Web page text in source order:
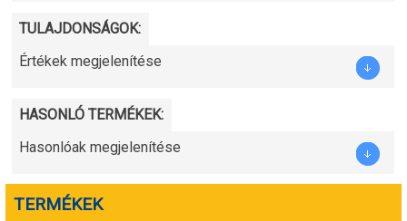
TULAJDONSÁGOK:
Értékek megjelenítése
HASONLÓ TERMÉKEK:
Hasonlóak megjelenítése
TERMÉKEK